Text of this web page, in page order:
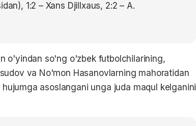
1:2 – Xans Djillxaus, 2:2 – A.
o'yindan so'ng o'zbek futbolchilarining,
va No'mon Hasanovlarning mahoratidan
asoslangani unga juda maqul kelganini